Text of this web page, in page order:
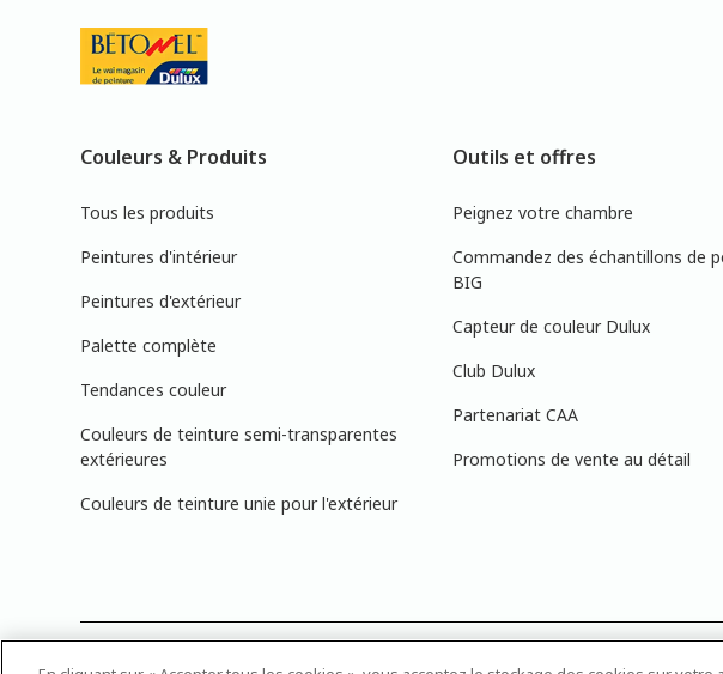
Couleurs & Produits
Tous les produits
Peintures d'intérieur
Peintures d'extérieur
Palette complète
Tendances couleur
Couleurs de teinture semi-transparentes
extérieures
Couleurs de teinture unie pour l'extérieur
Outils et offres
Peignez votre chambre
Commandez des échantillons de
BIG
Capteur de couleur Dulux
Club Dulux
Partenariat CAA
Promotions de vente au détail